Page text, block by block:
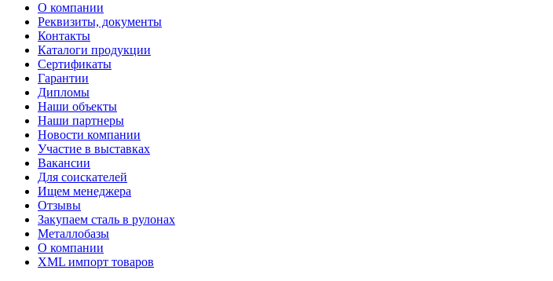
О компании
Реквизиты, документы
Контакты
Каталоги продукции
Сертификаты
Гарантии
Дипломы
Наши объекты
Наши партнеры
Новости компании
Участие в выставках
Вакансии
Для соискателей
Ищем менеджера
Отзывы
Закупаем сталь в рулонах
Металлобазы
О компании
XML импорт товаров